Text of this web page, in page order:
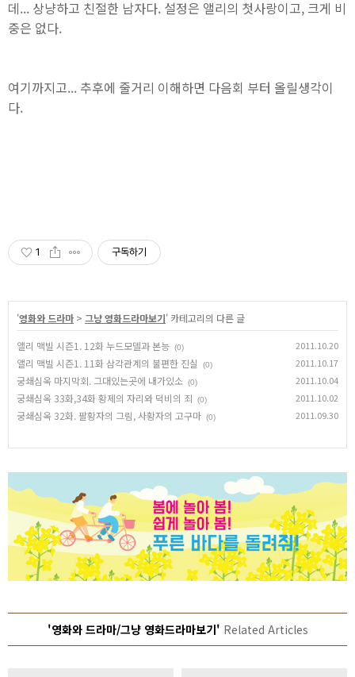
데... 상냥하고 친절한 남자다. 설정은 앨리의 첫사랑이고, 크게 비
중은 없다.
여기까지고... 추후에 줄거리 이해하면 다음회 부터 올릴생각이
다.
1 구독하기
'영화와 드라마> 그냥 영화드라마보기' 카테고리의 다른 글
앨리 맥빌 시즌1. 12화 누드모델과 본능 (0) 2011.10.20
앨리 맥빌 시즌1. 11화 삼각관계의 불편한 진실 (0) 2011.10.17
궁쇄심옥 마지막회. 그대있는곳에 내가있소 (0) 2011.10.04
궁쇄심옥 33화,34화 황제의 자리와 덕비의 죄 (0) 2011.10.02
궁쇄심옥 32화. 팔황자의 그림, 사황자의 고구마 (0) 2011.09.30
'영화와 드라마/그냥 영화드라마보기' Related Articles